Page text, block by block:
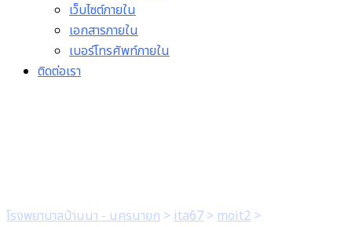
เว็บไซต์ภายใน
เอกสารภายใน
เบอร์โทรศัพท์ภายใน
ติดต่อเรา
โรงพยาบาลบ้านนา - นครนายก > ita67 > moit2 >